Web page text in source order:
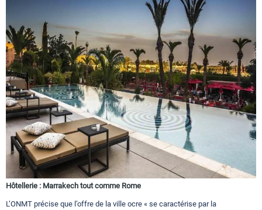
Hôtellerie : Marrakech tout comme Rome
L’ONMT précise que l’offre de la ville ocre « se caractérise par la